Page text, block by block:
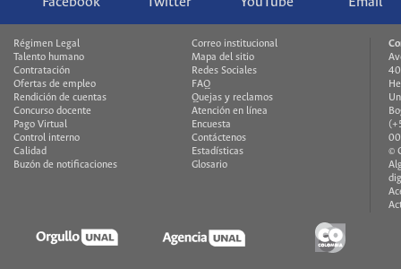
Régimen Legal
Talento humano
Contratación
Ofertas de empleo
Rendición de cuentas
Concurso docente
Pago Virtual
Control interno
Calidad
Buzón de notificaciones
Correo institucional
Mapa del sitio
Redes Sociales
FAQ
Quejas y reclamos
Atención en línea
Encuesta
Contáctenos
Estadísticas
Glosario
©